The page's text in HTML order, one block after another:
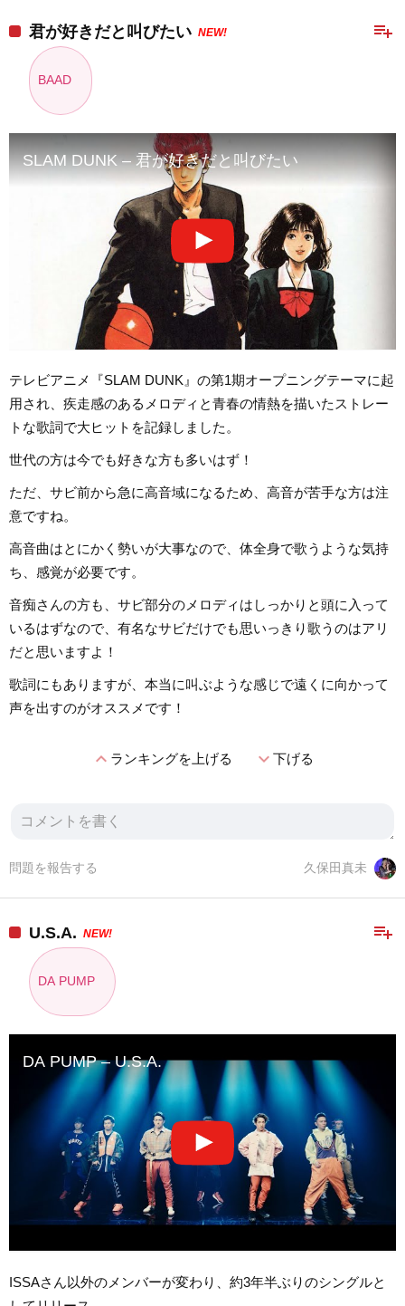
playlist_add
君が好きだと叫びたい NEW!
BAAD
SLAM DUNK – 君が好きだと叫びたい
テレビアニメ『SLAM DUNK』の第1期オープニングテーマに起
用され、疾走感のあるメロディと青春の情熱を描いたストレー
トな歌詞で大ヒットを記録しました。
世代の方は今でも好きな方も多いはず！
ただ、サビ前から急に高音域になるため、高音が苦手な方は注
意ですね。
高音曲はとにかく勢いが大事なので、体全身で歌うような気持
ち、感覚が必要です。
音痴さんの方も、サビ部分のメロディはしっかりと頭に入って
いるはずなので、有名なサビだけでも思いっきり歌うのはアリ
だと思いますよ！
歌詞にもありますが、本当に叫ぶような感じで遠くに向かって
声を出すのがオススメです！
expand_lessランキングを上げる expand_more下げる
久保田真未
問題を報告する
playlist_add
U.S.A. NEW!
DA PUMP
DA PUMP – U.S.A.
ISSAさん以外のメンバーが変わり、約3年半ぶりのシングルと